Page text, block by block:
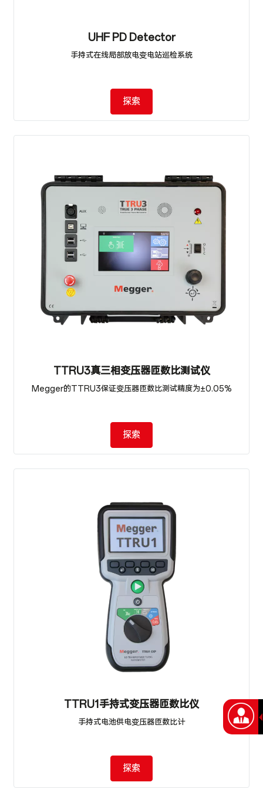
UHF PD Detector
手持式在线局部放电变电站巡检系统
探索
TTRU3真三相变压器匝数比测试仪
Megger的TTRU3保证变压器匝数比测试精度为±0.05%
探索
TTRU1手持式变压器匝数比仪
手持式电池供电变压器匝数比计
探索